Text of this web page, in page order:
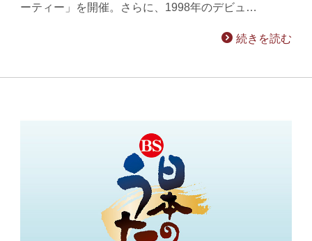
ーティー」を開催。さらに、1998年のデビュ…
続きを読む